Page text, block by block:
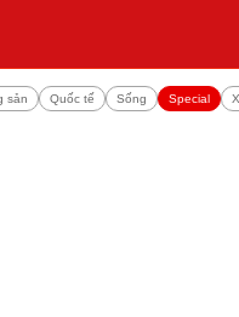
sản Quốc tế Sống Special